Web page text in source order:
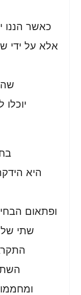
כאשר הננו
אלא על ידי
היא
ופתאום
שתי